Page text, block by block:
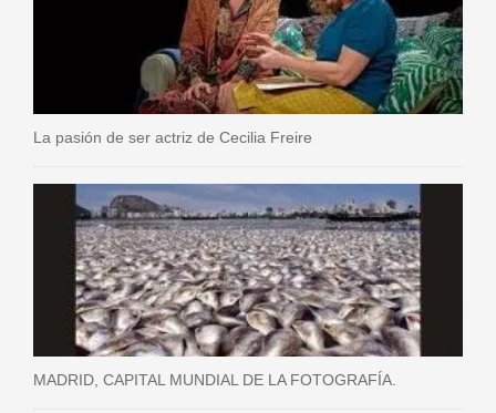
La pasión de ser actriz de Cecilia Freire
MADRID, CAPITAL MUNDIAL DE LA FOTOGRAFÍA.